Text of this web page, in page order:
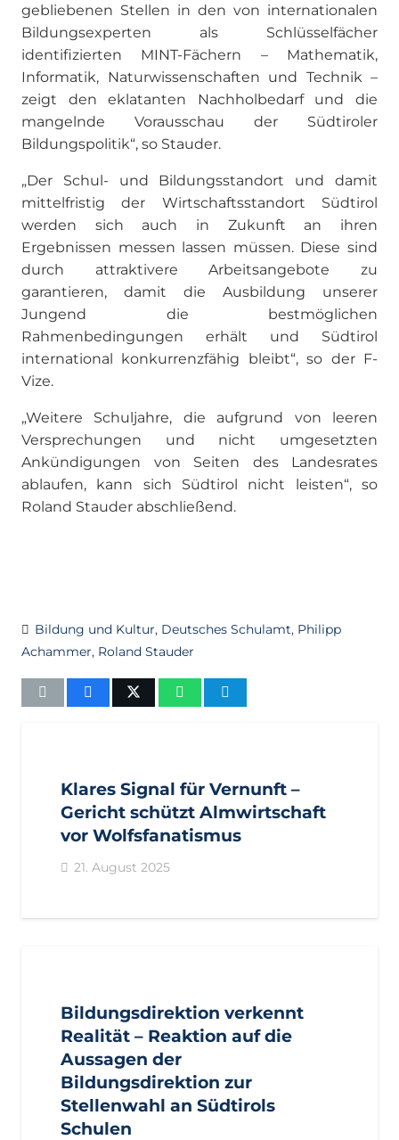
gebliebenen Stellen in den von internationalen
Bildungsexperten als Schlüsselfächer
identifizierten MINT-Fächern – Mathematik,
Informatik, Naturwissenschaften und Technik –
zeigt den eklatanten Nachholbedarf und die
mangelnde Vorausschau der Südtiroler
Bildungspolitik“, so Stauder.
„Der Schul- und Bildungsstandort und damit
mittelfristig der Wirtschaftsstandort Südtirol
werden sich auch in Zukunft an ihren
Ergebnissen messen lassen müssen. Diese sind
durch attraktivere Arbeitsangebote zu
garantieren, damit die Ausbildung unserer
Jungend die bestmöglichen
Rahmenbedingungen erhält und Südtirol
international konkurrenzfähig bleibt“, so der F-
Vize.
„Weitere Schuljahre, die aufgrund von leeren
Versprechungen und nicht umgesetzten
Ankündigungen von Seiten des Landesrates
ablaufen, kann sich Südtirol nicht leisten“, so
Roland Stauder abschließend.
Bildung und Kultur, Deutsches Schulamt, Philipp
Achammer, Roland Stauder
Klares Signal für Vernunft –
Gericht schützt Almwirtschaft
vor Wolfsfanatismus
21. August 2025
Bildungsdirektion verkennt
Realität – Reaktion auf die
Aussagen der
Bildungsdirektion zur
Stellenwahl an Südtirols
Schulen